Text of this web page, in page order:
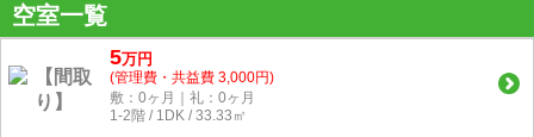
空室一覧
5万円
(管理費・共益費 3,000円)
敷：0ヶ月｜礼：0ヶ月
1-2階 / 1DK / 33.33㎡